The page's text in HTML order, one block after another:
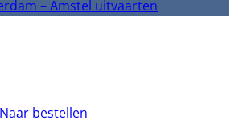
– Amstel uitvaarten
Naar bestellen